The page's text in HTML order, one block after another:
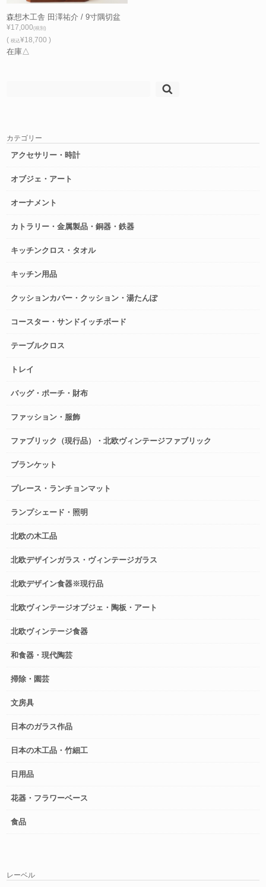
森想木工舎 田澤祐介 / 9寸隅切盆
¥17,000(税別)
(税込¥18,700 )
在庫△
カテゴリー
アクセサリー・時計
オブジェ・アート
オーナメント
カトラリー・金属製品・銅器・鉄器
キッチンクロス・タオル
キッチン用品
クッションカバー・クッション・湯たんぽ
コースター・サンドイッチボード
テーブルクロス
トレイ
バッグ・ポーチ・財布
ファッション・服飾
ファブリック（現行品）・北欧ヴィンテージファブリック
ブランケット
プレース・ランチョンマット
ランプシェード・照明
北欧の木工品
北欧デザインガラス・ヴィンテージガラス
北欧デザイン食器※現行品
北欧ヴィンテージオブジェ・陶板・アート
北欧ヴィンテージ食器
和食器・現代陶芸
掃除・園芸
文房具
日本のガラス作品
日本の木工品・竹細工
日用品
花器・フラワーベース
食品
レーベル